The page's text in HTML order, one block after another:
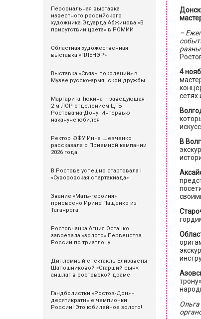
Персональная выставка
известного российского
художника Эдуарда Абжинова «В
присутствии цвета» в РОМИИ
Областная художественная
выставка «ПЛЕНЭР»
Выставка «Связь поколений» в
Музее русско-армянской дружбы
Маргарита Тюкина – заведующая
2-м ЛОР-отделением ЦГБ
Ростова-на-Дону. Интервью
накануне юбилея
Ректор ЮФУ Инна Шевченко
рассказала о Приемной кампании
2026 года
В Ростове успешно стартовала I
«Суворовская спартакиада»
Звание «Мать‑героиня»
присвоено Ирине Пащенко из
Таганрога
Ростовчанка Агния Останко
завоевала «золото» Первенства
России по триатлону!
Дипломный спектакль Елизаветы
Шапошниковой «Старший сын»:
аншлаг в ростовской драме
Гандболистки «Ростов-Дон» -
десятикратные чемпионки
России! Это юбилейное золото!
–
4
В
Ольга